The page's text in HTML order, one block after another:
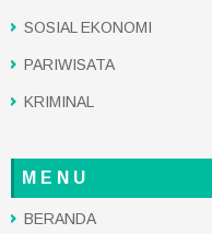
SOSIAL EKONOMI
PARIWISATA
KRIMINAL
M E N U
BERANDA